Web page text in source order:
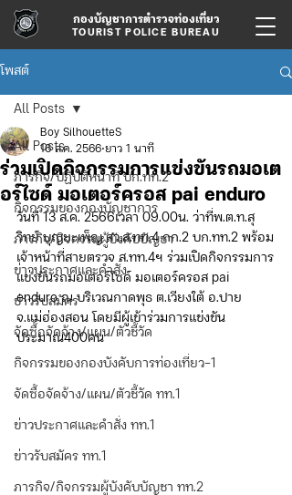
กองบัญชาการตำรวจท่องเที่ยว
TOURIST POLICE BUREAU
โพสต์
All Posts
ภารกิจ/ปฏิบัติหน้าที่ บก.ทท.2
กิจกรรมของกองบัญชาการ
ภารกิจ/กิจกรรมผู้บังคับบัญชา
ข่าวประกาศและคำสั่ง
ข่าวรับสมัคร
จัดซื้อจัดจ้าง/แผน/ตัวชี้วัด
กิจกรรมของกองบังคับการท่องเที่ยว-1
จัดซื้อจัดจ้าง/แผน/ตัวชี้วัด ทท.1
ข่าวประกาศและคำสั่ง ทท.1
ข่าวรับสมัคร ทท.1
ภารกิจ/กิจกรรมผู้บังคับบัญชา ทท.2
All Posts
ร่วมเปิดกิจกรรมการแข่งขันรถมอเต
อร์ไซด์ มอเตอร์ครอส pai enduro
Boy SilhouetteS
16 ส.ค. 2566 ยาว 1 นาที
วันที่ 13 ส.ค. 2566เวลา 09.00น. ว่าที่พ.ต.ท.สุ
วิทย์ บุญยะเพ็ญ สว.ส.ทท.4 กก.2 บก.ทท.2 พร้อม
เจ้าหน้าที่สายตรวจ ส.ทท.4ฯ ร่วมเปิดกิจกรรมการ
แข่งขันรถมอเตอร์ไซด์ มอเตอร์ครอส pai
enduro ณ บริเวณกาดพุธ ต.เวียงใต้ อ.ปาย
จ.แม่ฮ่องสอน โดยมีผู้เข้าร่วมการแข่งขัน
ประมาณ400คน